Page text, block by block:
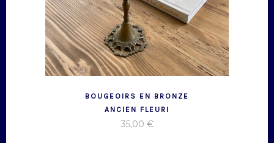
BOUGEOIRS EN BRONZE
ANCIEN FLEURI
35,00 €